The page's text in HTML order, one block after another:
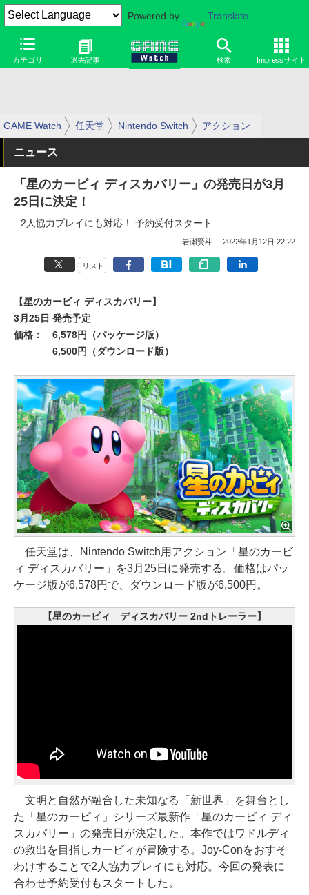
Powered by Translate
カテゴリ 過去記事 検索 Impressサイト
GAME Watch 任天堂 Nintendo Switch アクション
ニュース
「星のカービィ ディスカバリー」の発売日が3月
25日に決定！
2人協力プレイにも対応！ 予約受付スタート
岩瀬賢斗 2022年1月12日 22:22
リスト
【星のカービィ ディスカバリー】
3月25日 発売予定
価格：
6,578円（パッケージ版）
6,500円（ダウンロード版）
任天堂は、Nintendo Switch用アクション「星のカービ
ィ ディスカバリー」を3月25日に発売する。価格はパッ
ケージ版が6,578円で、ダウンロード版が6,500円。
【星のカービィ ディスカバリー 2ndトレーラー】
文明と自然が融合した未知なる「新世界」を舞台とし
た「星のカービィ」シリーズ最新作「星のカービィ ディ
スカバリー」の発売日が決定した。本作ではワドルディ
の救出を目指しカービィが冒険する。Joy-Conをおすそ
わけすることで2人協力プレイにも対応。今回の発表に
合わせ予約受付もスタートした。